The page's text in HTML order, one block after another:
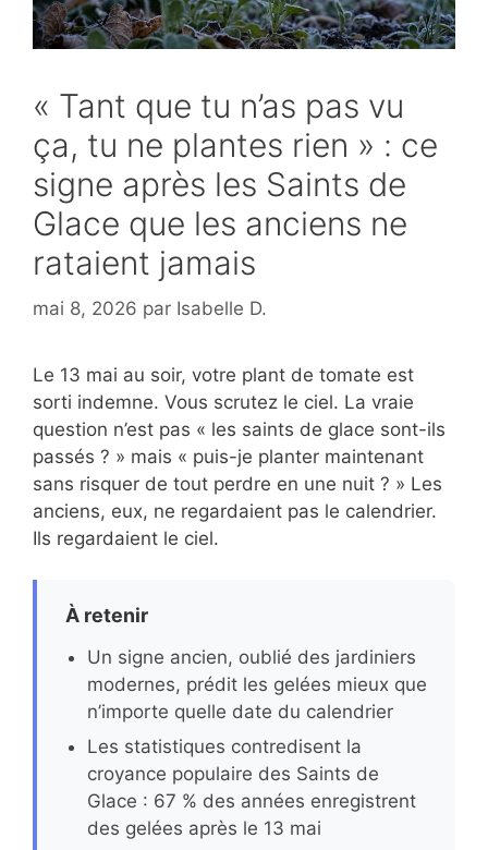
« Tant que tu n’as pas vu
ça, tu ne plantes rien » : ce
signe après les Saints de
Glace que les anciens ne
rataient jamais
mai 8, 2026 par Isabelle D.
Le 13 mai au soir, votre plant de tomate est
sorti indemne. Vous scrutez le ciel. La vraie
question n’est pas « les saints de glace sont-ils
passés ? » mais « puis-je planter maintenant
sans risquer de tout perdre en une nuit ? » Les
anciens, eux, ne regardaient pas le calendrier.
Ils regardaient le ciel.
À retenir
Un signe ancien, oublié des jardiniers
modernes, prédit les gelées mieux que
n’importe quelle date du calendrier
Les statistiques contredisent la
croyance populaire des Saints de
Glace : 67 % des années enregistrent
des gelées après le 13 mai